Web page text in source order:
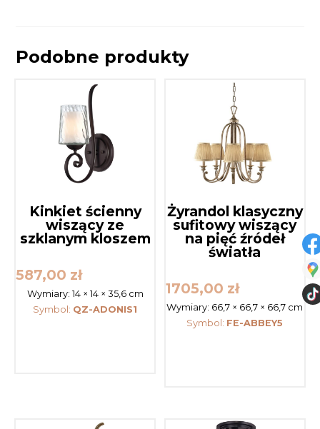
Podobne produkty
Kinkiet ścienny
wiszący ze
szklanym kloszem
587,00 zł
Wymiary: 14 × 14 × 35,6 cm
Symbol: QZ-ADONIS1
Żyrandol klasyczny
sufitowy wiszący
na pięć źródeł
światła
1705,00 zł
Wymiary: 66,7 × 66,7 × 66,7 cm
Symbol: FE-ABBEY5